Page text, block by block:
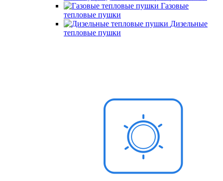
Газовые
тепловые пушки
Дизельные
тепловые пушки